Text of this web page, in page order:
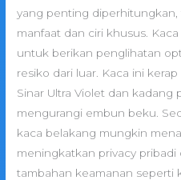
yang penting
manfaat dan ciri khusus.
untuk berikan penglihatan
resiko dari luar. Kaca ini
Sinar Ultra Violet dan
mengurangi embun beku.
kaca belakang mungkin
meningkatkan privacy
tambahan keamanan seperti